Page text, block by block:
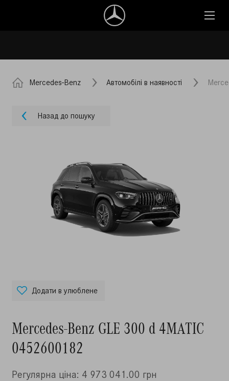
Mercedes-Benz Автомобілі в наявності
Назад до пошуку
Додати в улюблене
Mercedes-Benz GLE 300 d 4MATIC
0452600182
Регулярна ціна: 4 973 041.00 грн